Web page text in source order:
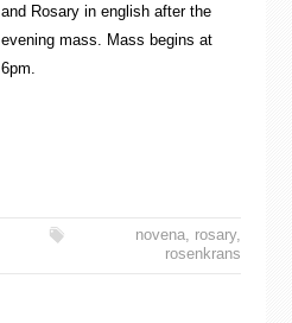
and Rosary in english after the
evening mass. Mass begins at
6pm.
novena, rosary,
rosenkrans